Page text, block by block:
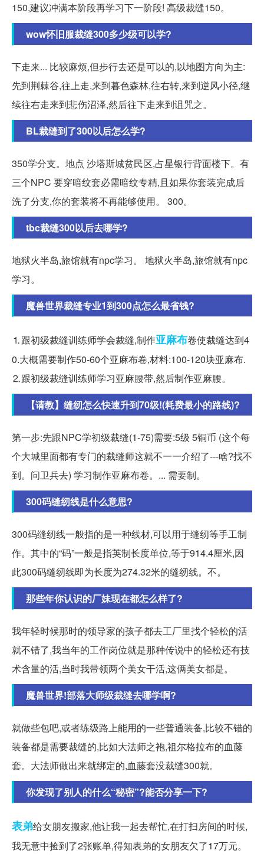
150,建议冲满本阶段再学习下一阶段! 高级裁缝150。
wow怀旧服裁缝300多少级可以学?
下走来... 比较麻烦,但步行去还是可以的,以地图方向为主:
先到荆棘谷,往上走,来到暮色森林,往右转,来到逆风小径,继
续往右走来到悲伤沼泽,然后往下走来到诅咒之。
BL裁缝到了300以后怎么学?
350学分支。地点 沙塔斯城贫民区,占星银行背面楼下。有
三个NPC 要穿暗纹套必需暗纹专精,且如果你套装完成后
洗了分支,你的套装将不再能够使用。 300。
tbc裁缝300以后去哪学?
地狱火半岛,旅馆就有npc学习。 地狱火半岛,旅馆就有npc
学习。
魔兽世界裁缝专业1到300点怎么最省钱?
⒈跟初级裁缝训练师学会裁缝,制作亚麻布卷使裁缝达到4
0.大概需要制作50-60个亚麻布卷,材料:100-120块亚麻布.
⒉跟初级裁缝训练师学习亚麻腰带,然后制作亚麻腰。
【请教】缝纫怎么快速升到70级!(耗费最小的路线)?
第一步:先跟NPC学初级裁缝(1-75)需要:5级 5铜币 (这个每
个大城里面都有专门的裁缝师这就不一一介绍了---啥?找不
到。问卫兵去) 学习制作亚麻布卷。... 需要制。
300码缝纫线是什么意思?
300码缝纫线一般指的是一种线材,可以用于缝纫等手工制
作。其中的“码”一般是指英制长度单位,等于914.4厘米,因
此300码缝纫线即为长度为274.32米的缝纫线。不。
那些年你认识的厂妹现在都怎么样了?
我年轻时候那时的领导家的孩子都去工厂里找个轻松的活
就不错了,我当年的工作岗位就是那种传说中的轻松还有技
术含量的活,当时我带领两个美女干活,这俩美女都是。
魔兽世界!部落大师级裁缝去哪学啊?
就做些包吧,或者练级路上能用的一些普通装备,比较不错的
装备都是需要裁缝的,比如大法师之袍,祖尔格拉布的血藤
套。大法师做出来就绑定的,血藤套没裁缝300就。
你发现了别人的什么“秘密”?能否分享一下?
表弟给女朋友搬家,他让我一起去帮忙,在打扫房间的时候,
我无意中捡到了2张账单,得知表弟的女朋友欠了17万元。